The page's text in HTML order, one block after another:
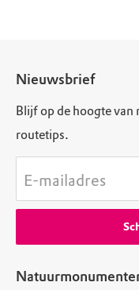
Nieuwsbrief
Blijf op de hoogte
routetips.
E-mailadres